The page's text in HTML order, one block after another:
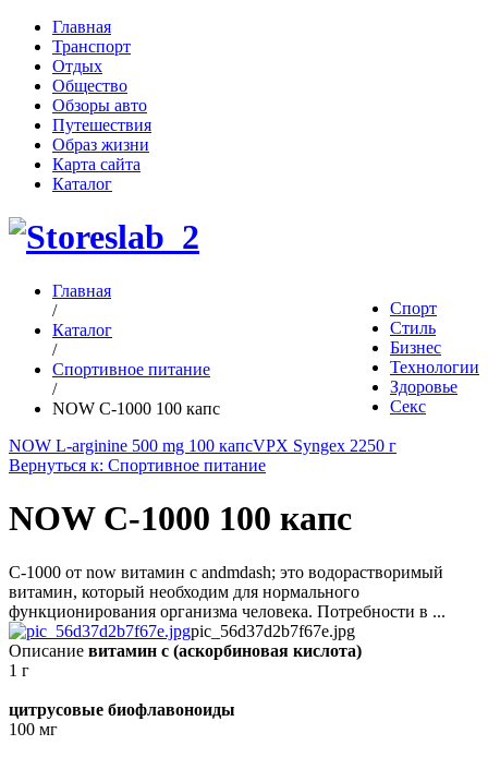
Главная
Транспорт
Отдых
Общество
Обзоры авто
Путешествия
Образ жизни
Карта сайта
Каталог
Спорт
Стиль
Бизнес
Технологии
Здоровье
Секс
Главная
/
Каталог
/
Спортивное питание
/
NOW C-1000 100 капс
NOW L-arginine 500 mg 100 капсVPX Syngex 2250 г
Вернуться к: Спортивное питание
NOW C-1000 100 капс
C-1000 от now витамин с andmdash; это водорастворимый
витамин, который необходим для нормального
функционирования организма человека. Потребности в ...
pic_56d37d2b7f67e.jpg
Описание витамин с (аскорбиновая кислота)
1 г
цитрусовые биофлавоноиды
100 мг